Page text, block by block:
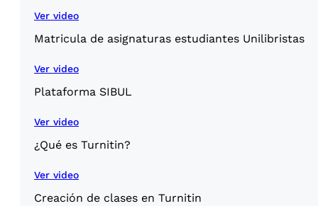
Ver video
Matricula de asignaturas estudiantes Unilibristas
Ver video
Plataforma SIBUL
Ver video
¿Qué es Turnitin?
Ver video
Creación de clases en Turnitin